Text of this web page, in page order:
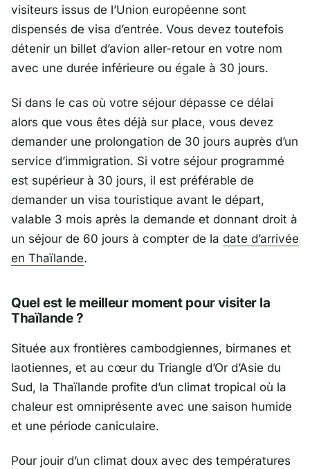
visiteurs issus de l’Union européenne sont
dispensés de visa d’entrée. Vous devez toutefois
détenir un billet d’avion aller-retour en votre nom
avec une durée inférieure ou égale à 30 jours.
Si dans le cas où votre séjour dépasse ce délai
alors que vous êtes déjà sur place, vous devez
demander une prolongation de 30 jours auprès d’un
service d’immigration. Si votre séjour programmé
est supérieur à 30 jours, il est préférable de
demander un visa touristique avant le départ,
valable 3 mois après la demande et donnant droit à
un séjour de 60 jours à compter de la date d’arrivée
en Thaïlande.
Quel est le meilleur moment pour visiter la
Thaïlande ?
Située aux frontières cambodgiennes, birmanes et
laotiennes, et au cœur du Triangle d’Or d’Asie du
Sud, la Thaïlande profite d’un climat tropical où la
chaleur est omniprésente avec une saison humide
et une période caniculaire.
Pour jouir d’un climat doux avec des températures